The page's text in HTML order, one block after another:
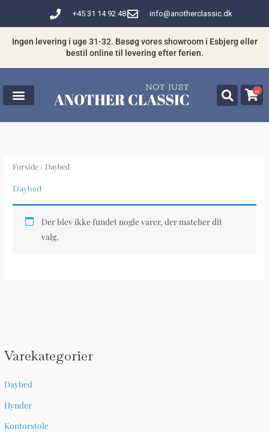
indholdet
+45 31 14 92 48 info@anotherclassic.dk
Ingen levering i uge 31-32. Besøg vores showroom i Esbjerg eller
bestil online til levering efter ferien.
0
Varekategorier
Daybed
Hynder
Kontorstole
Forside / Daybed
Daybed
Der blev ikke fundet nogle varer, der matcher dit
valg.